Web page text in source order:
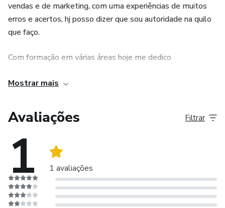
13: Palavras negativas.
17: Conversão.
18: Suporte.
vendas e de marketing, com uma experiências de muitos
erros e acertos, hj posso dizer que sou autoridade na quilo
que faço.
Com formação em várias áreas hoje me dedico
internet.
Então por meio desta informo que assim como afiliado ou
produtor sempre farei o meu melhor para obter os
Mostrar mais
Avaliações
1 1 avaliações
Filtrar